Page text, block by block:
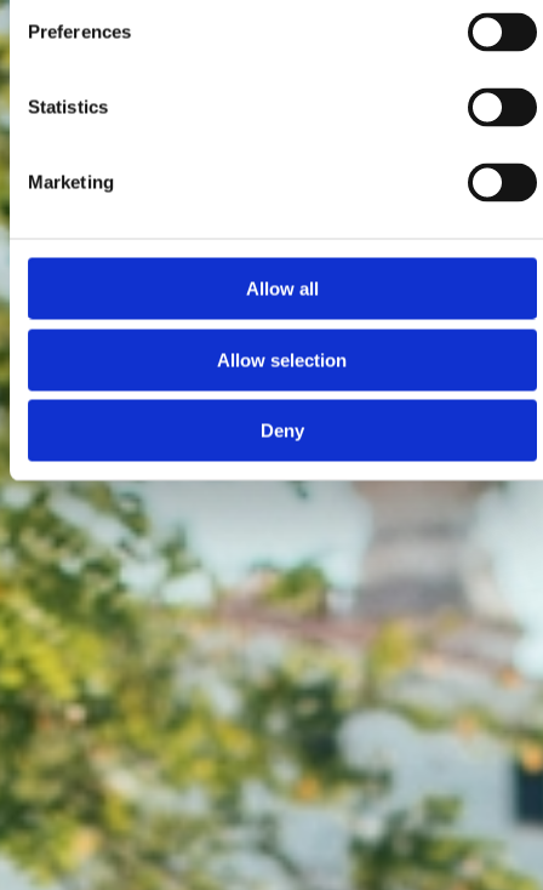
Preferences
Statistics
Marketing
Allow all
Allow selection
Deny